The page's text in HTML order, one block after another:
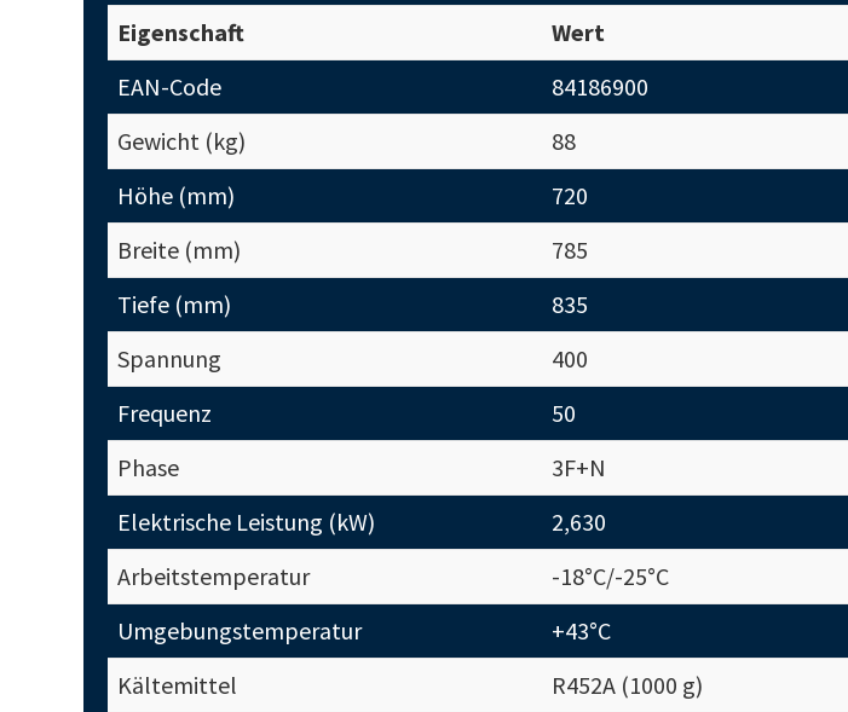
Eigenschaft
Wert
EAN-Code
84186900
Gewicht (kg)
88
Höhe (mm)
720
Breite (mm)
785
Tiefe (mm)
835
Spannung
400
Frequenz
50
Phase
3F+N
Elektrische Leistung (kW)
2,630
Arbeitstemperatur
-18°C/-25°C
Umgebungstemperatur
+43°C
Kältemittel
R452A (1000 g)